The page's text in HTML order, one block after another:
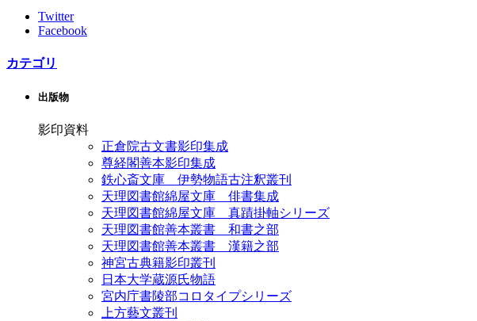
Twitter
Facebook
カテゴリ
出版物
影印資料
正倉院古文書影印集成
尊経閣善本影印集成
鉄心斎文庫 伊勢物語古注釈叢刊
天理図書館綿屋文庫 俳書集成
天理図書館綿屋文庫 真蹟掛軸シリーズ
天理図書館善本叢書 和書之部
天理図書館善本叢書 漢籍之部
神宮古典籍影印叢刊
日本大学蔵源氏物語
宮内庁書陵部コロタイプシリーズ
上方藝文叢刊